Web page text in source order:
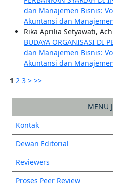
dan Manajemen Bisnis:
Akuntansi dan
Rika Aprilia Setyawati,
BUDAYA ORGANISASI DI
dan Manajemen Bisnis:
Akuntansi dan
1 2 3 > >>
MENU
Kontak
Dewan Editorial
Reviewers
Proses Peer Review